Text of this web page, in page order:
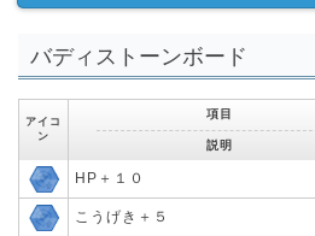
バディストーンボード
アイコ
ン
項目
説明
HP＋１０
こうげき＋５